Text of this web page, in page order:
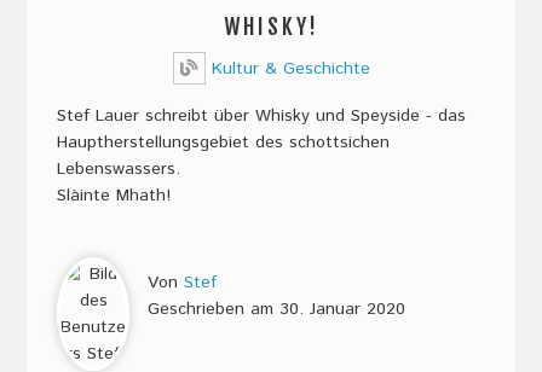
WHISKY!
Kultur & Geschichte
Stef Lauer schreibt über Whisky und Speyside - das
Hauptherstellungsgebiet des schottsichen
Lebenswassers.
Slàinte Mhath!
VonStef
Geschrieben am 30. Januar 2020